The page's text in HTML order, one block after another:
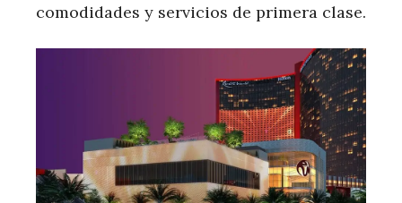
comodidades y servicios de primera clase.